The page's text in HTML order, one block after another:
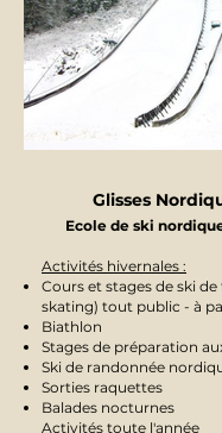
Glisses
Ecole de ski
Activités hivernales :
Cours et stages de ski
skating) tout public - à
Biathlon
Stages de préparation
Ski de randonnée
Sorties raquettes
Balades nocturnes
Activités toute l'année